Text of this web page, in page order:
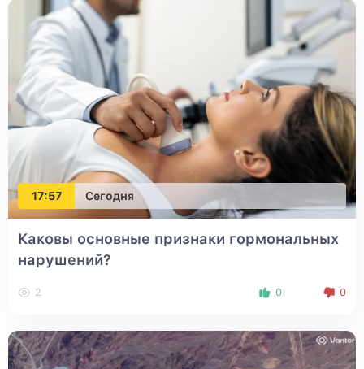
17:57 Сегодня
Каковы основные признаки гормональных
нарушений?
2 0 0